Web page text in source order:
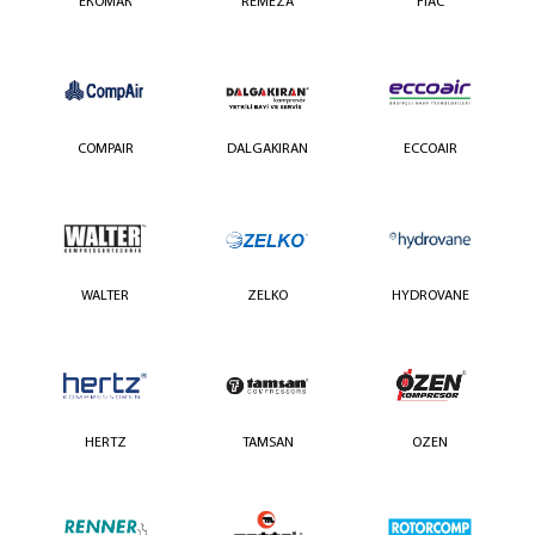
ЕКОМАК REMEZA FIAC
COMPAIR DALGAKIRAN ECCOAIR
WALTER ZELKO HYDROVANE
HERTZ TAMSAN OZEN